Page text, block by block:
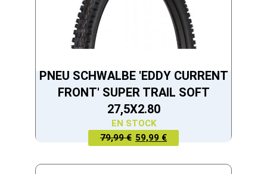
PNEU SCHWALBE 'EDDY CURRENT
FRONT' SUPER TRAIL SOFT
27,5X2.80
EN STOCK
79,99 €
LE PRIX
ÉTAIT :
59,99 €
LE PRIX
EST :